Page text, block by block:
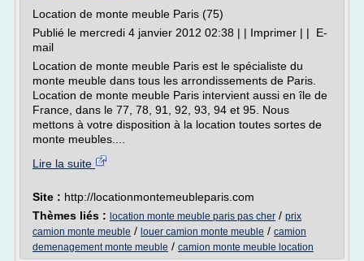
Location de monte meuble Paris (75)
Publié le mercredi 4 janvier 2012 02:38 | | Imprimer | | E-
mail
Location de monte meuble Paris est le spécialiste du
monte meuble dans tous les arrondissements de Paris.
Location de monte meuble Paris intervient aussi en île de
France, dans le 77, 78, 91, 92, 93, 94 et 95. Nous
mettons à votre disposition à la location toutes sortes de
monte meubles....
Lire la suite
Site : http://locationmontemeubleparis.com
Thèmes liés : location monte meuble paris pas cher / prix
camion monte meuble / louer camion monte meuble / camion
demenagement monte meuble / camion monte meuble location